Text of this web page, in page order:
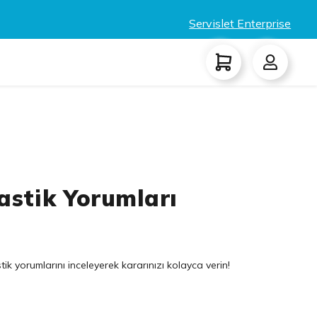
Servislet Enterprise
Yorumları
yorumlarını inceleyerek kararınızı kolayca verin!